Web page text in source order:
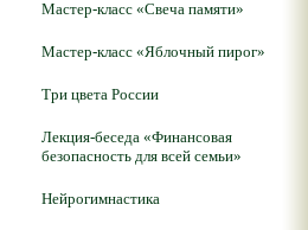
Мастер-класс «Свеча памяти»
Мастер-класс «Яблочный пирог»
Три цвета России
Лекция-беседа «Финансовая
безопасность для всей семьи»
Нейрогимнастика